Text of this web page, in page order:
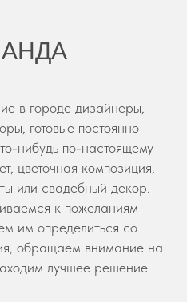
в городе дизайнеры,
готовые постоянно
нибудь по-настоящему
цветочная композиция,
или свадебный декор.
к пожеланиям
им определиться со
обращаем внимание на
лучшее решение.